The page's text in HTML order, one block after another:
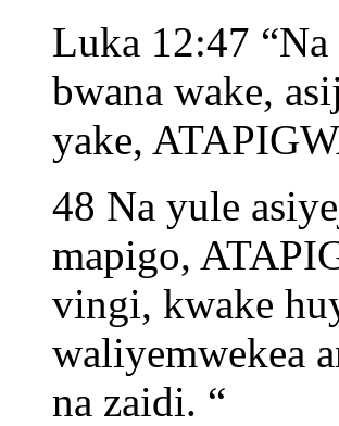
Luka 12:47
bwana wake,
yake,
48 Na yule
mapigo,
vingi, kwake
waliyemwekea
na zaidi. “